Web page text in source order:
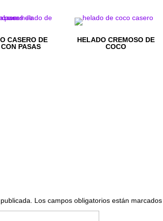
CASERO DE
PASAS
HELADO CREMOSO DE
COCO
Los campos obligatorios están